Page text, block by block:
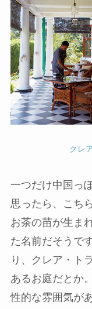
クレ
一つだけ中国っ
思ったら、こち
お茶の苗が生ま
た名前だそうで
り、クレア・ト
あるお庭だとか
性的な雰囲気が